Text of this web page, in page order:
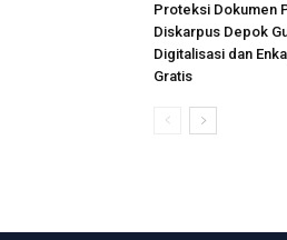
Proteksi Dokumen
Diskarpus Depok
Digitalisasi dan
Gratis